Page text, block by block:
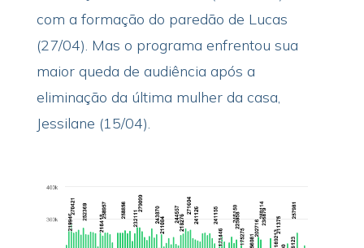
com a formação do paredão de Lucas
(27/04). Mas o programa enfrentou sua
maior queda de audiência após a
eliminação da última mulher da casa,
Jessilane (15/04).